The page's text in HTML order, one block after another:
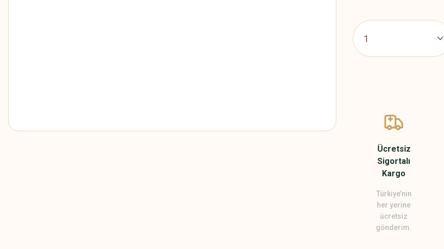
Ücretsiz
Sigortalı
Kargo
Türkiye’nin
her yerine
ücretsiz
gönderim.